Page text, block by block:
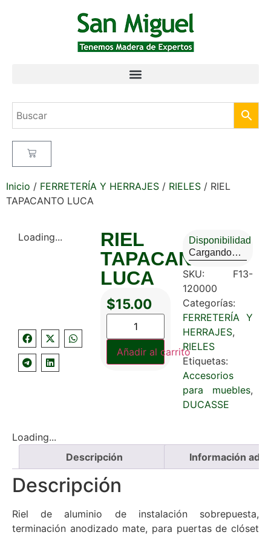
Inicio / FERRETERÍA Y HERRAJES / RIELES / RIEL
TAPACANTO LUCA
Loading...
RIEL
TAPACANTO
LUCA
$15.00
Añadir al carrito
Disponibilidad
Cargando…
SKU: F13-
120000
Categorías:
FERRETERÍA Y
HERRAJES,
RIELES
Etiquetas:
Accesorios
para muebles,
DUCASSE
Loading...
Descripción
Información
Descripción
Riel de aluminio de instalación sobrepuesta,
terminación anodizado mate, para puertas de clóset